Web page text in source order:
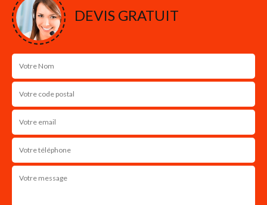
DEVIS GRATUIT